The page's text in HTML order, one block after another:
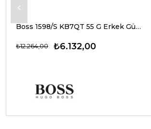
Boss 1598/S KB7QT 55 G Erkek Güneş Gözlükleri
₺6.132,00
₺12.264,00